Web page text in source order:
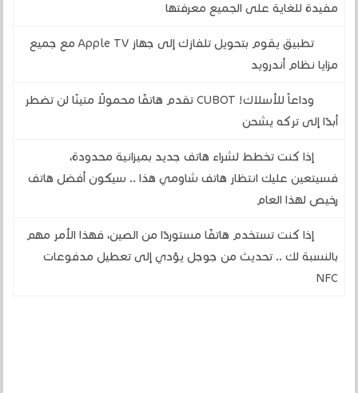
مفيدة للغاية على الجميع معرفتها
تطبيق يقوم بتحويل تلفازك إلى جهاز Apple TV مع جميع
مزايا نظام أندرويد
وداعاً للأسلاك! CUBOT تقدم هاتفًا محمولًا متينًا لن تضطر
أبدًا إلى تركه يشحن
إذا كنت تخطط لشراء هاتف جديد بميزانية محدودة،
فسيتعين عليك انتظار هاتف شاومي هذا .. سيكون أفضل هاتف
رخيص لهذا العام
إذا كنت تستخدم هاتفًا مستوردًا من الصين، فهذا الأمر مهم
بالنسبة لك .. تحديث من جوجل يؤدي إلى تعطيل مدفوعات
NFC